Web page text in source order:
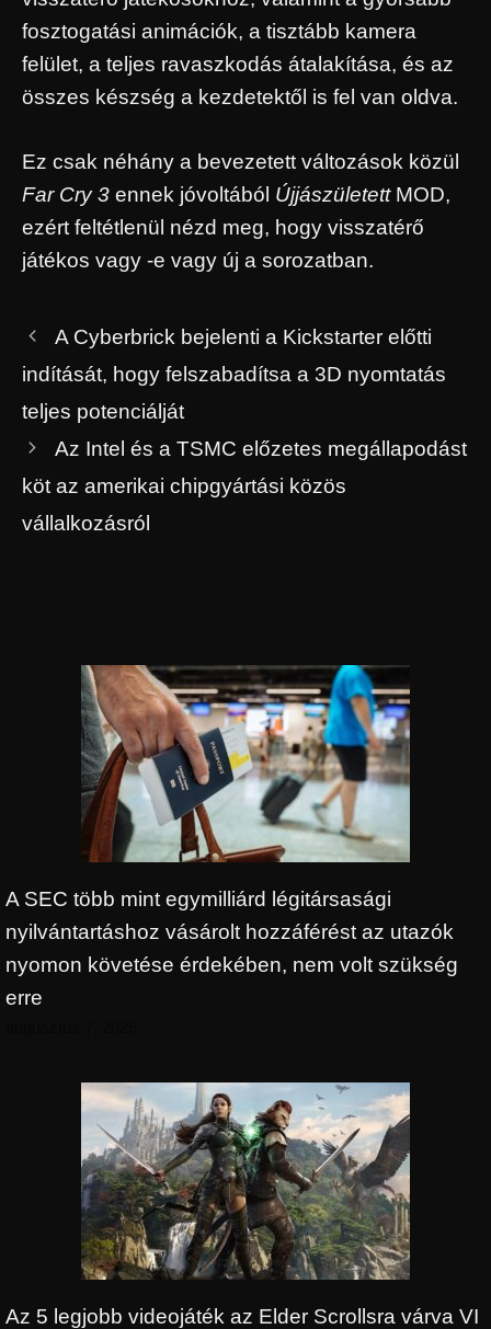
fosztogatási animációk, a tisztább kamera
felület, a teljes ravaszkodás átalakítása, és az
összes készség a kezdetektől is fel van oldva.
Ez csak néhány a bevezetett változások közül
Far Cry 3 ennek jóvoltából Újjászületett MOD,
ezért feltétlenül nézd meg, hogy visszatérő
játékos vagy -e vagy új a sorozatban.
A Cyberbrick bejelenti a Kickstarter előtti
indítását, hogy felszabadítsa a 3D nyomtatás
teljes potenciálját
Az Intel és a TSMC előzetes megállapodást
köt az amerikai chipgyártási közös
vállalkozásról
A SEC több mint egymilliárd légitársasági
nyilvántartáshoz vásárolt hozzáférést az utazók
nyomon követése érdekében, nem volt szükség
erre
Az 5 legjobb videojáték az Elder Scrollsra várva VI